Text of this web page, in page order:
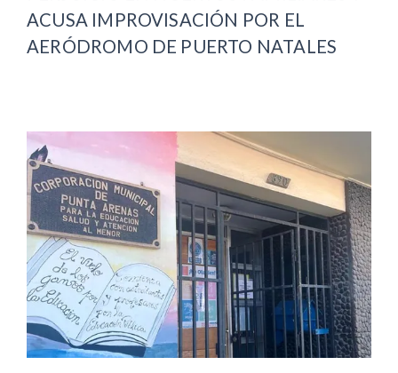
ACUSA IMPROVISACIÓN POR EL
AERÓDROMO DE PUERTO NATALES